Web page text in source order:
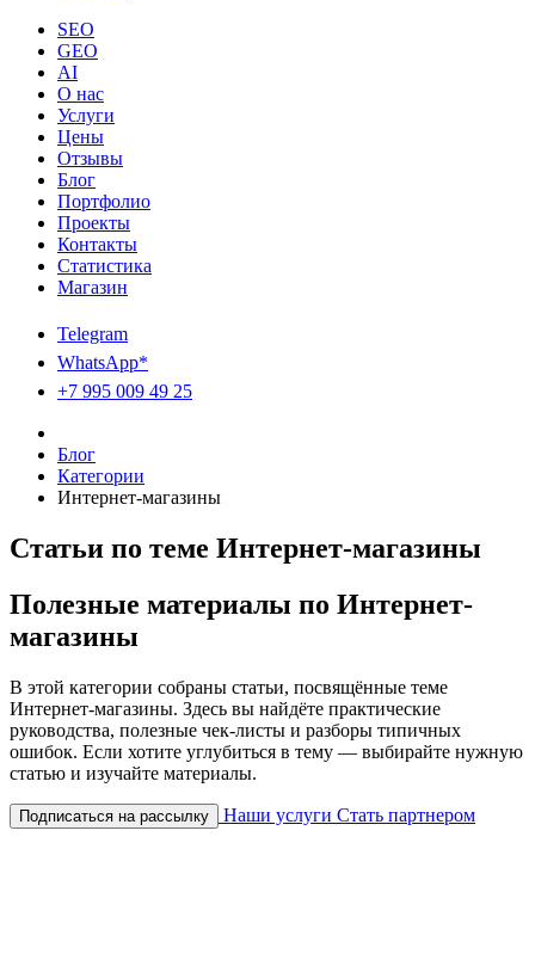
SEO
GEO
AI
О нас
Услуги
Цены
Отзывы
Блог
Портфолио
Проекты
Контакты
Статистика
Магазин
Telegram
WhatsApp*
+7 995 009 49 25
Блог
Категории
Интернет-магазины
Статьи по теме Интернет-магазины
Полезные материалы по Интернет-
магазины
В этой категории собраны статьи, посвящённые теме
Интернет-магазины. Здесь вы найдёте практические
руководства, полезные чек-листы и разборы типичных
ошибок. Если хотите углубиться в тему — выбирайте нужную
статью и изучайте материалы.
Подписаться на рассылку Наши услуги Стать партнером